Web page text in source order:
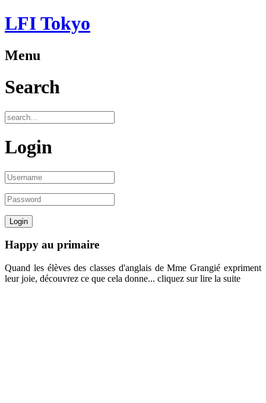
LFI Tokyo
Menu
Search
Login
Happy au primaire
Quand les élèves des classes d'anglais de Mme Grangié expriment
leur joie, découvrez ce que cela donne... cliquez sur lire la suite